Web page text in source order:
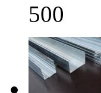
500